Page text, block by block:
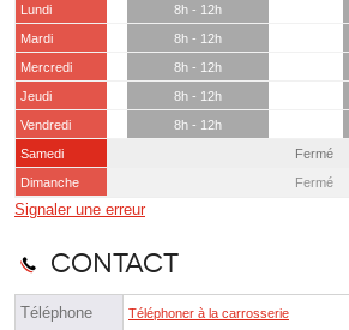
Lundi 8h - 12h
Mardi
8h - 12h
Mercredi
8h - 12h
Jeudi
8h - 12h
Vendredi
8h - 12h
Samedi
Fermé
Dimanche
Fermé
Signaler une erreur
Contact
Téléphone Téléphoner à la carrosserie